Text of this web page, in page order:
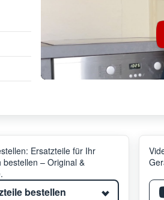
Ersatzteile für Ihr
bestellen – Original &
bestellen